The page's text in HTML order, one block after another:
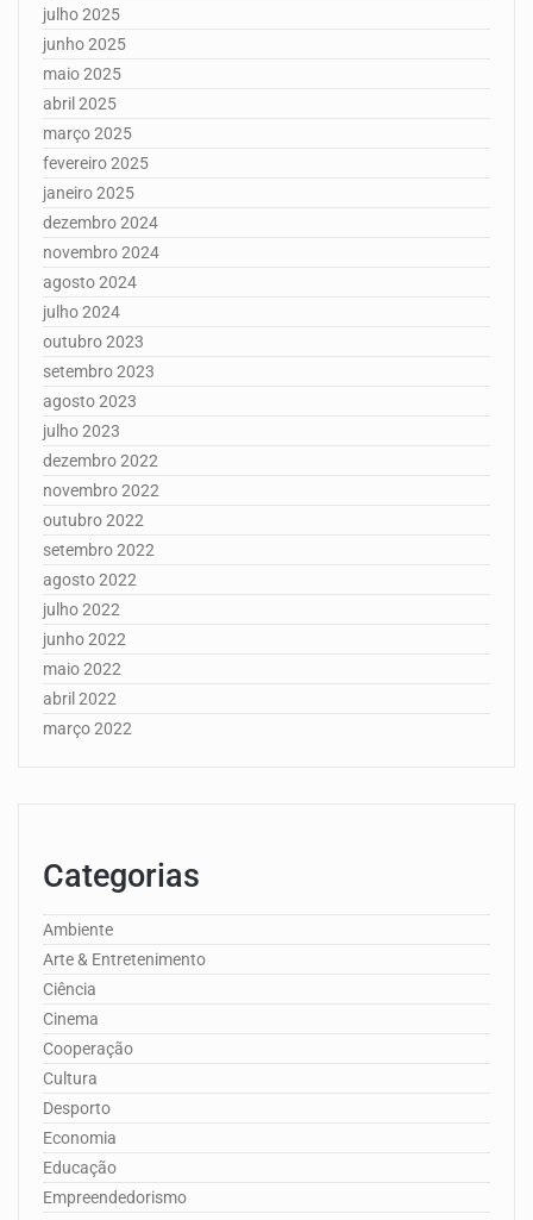
julho 2025
junho 2025
maio 2025
abril 2025
março 2025
fevereiro 2025
janeiro 2025
dezembro 2024
novembro 2024
agosto 2024
julho 2024
outubro 2023
setembro 2023
agosto 2023
julho 2023
dezembro 2022
novembro 2022
outubro 2022
setembro 2022
agosto 2022
julho 2022
junho 2022
maio 2022
abril 2022
março 2022
Categorias
Ambiente
Arte & Entretenimento
Ciência
Cinema
Cooperação
Cultura
Desporto
Economia
Educação
Empreendedorismo